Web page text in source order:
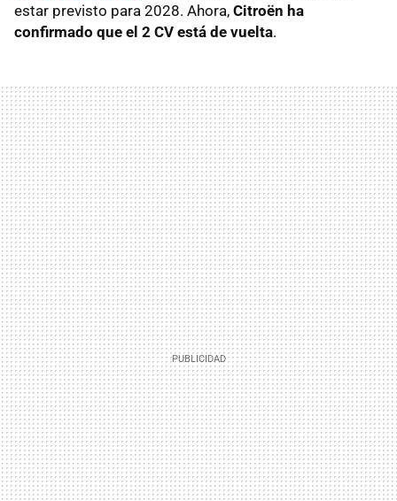
estar previsto para 2028. Ahora, Citroën ha
confirmado que el 2 CV está de vuelta.